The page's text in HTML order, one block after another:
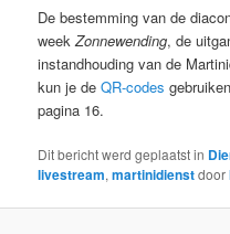
De bestemming van de
weekZonnewending, de
instandhouding van de
kun je deQR-codes
pagina 16.
Dit bericht werd geplaatst in
livestream,martinidienstdoor